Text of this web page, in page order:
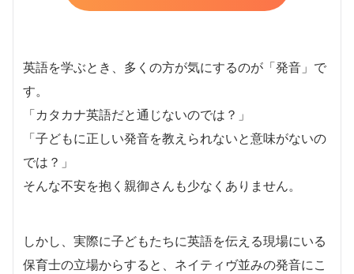
英語を学ぶとき、多くの方が気にするのが「発音」で
す。
「カタカナ英語だと通じないのでは？」
「子どもに正しい発音を教えられないと意味がないの
では？」
そんな不安を抱く親御さんも少なくありません。
しかし、実際に子どもたちに英語を伝える現場にいる
保育士の立場からすると、ネイティヴ並みの発音にこ